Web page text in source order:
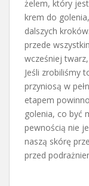
żelem, który
krem do
dalszych
przede
wcześniej
Jeśli zrobiliśmy
przyniosą w
etapem
golenia, co być
pewnością nie
naszą skórę
przed